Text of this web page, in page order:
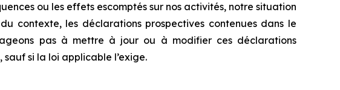
ou les effets escomptés sur nos activités, notre situation
contexte, les déclarations prospectives contenues dans le
pas à mettre à jour ou à modifier ces déclarations
si la loi applicable l’exige.